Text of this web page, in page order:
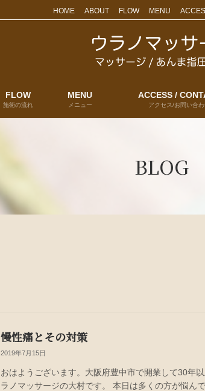
HOME ABOUT FLOW MENU
FLOW
施術の流れ
MENU
メニュー
ACCESS /
アクセス/お問い合
BLOG
慢性痛とその対策
2019年7月15日
おはようございます。大阪府豊中市で開業して30年
ラノマッサージの大村です。 本日は多くの方が悩ん